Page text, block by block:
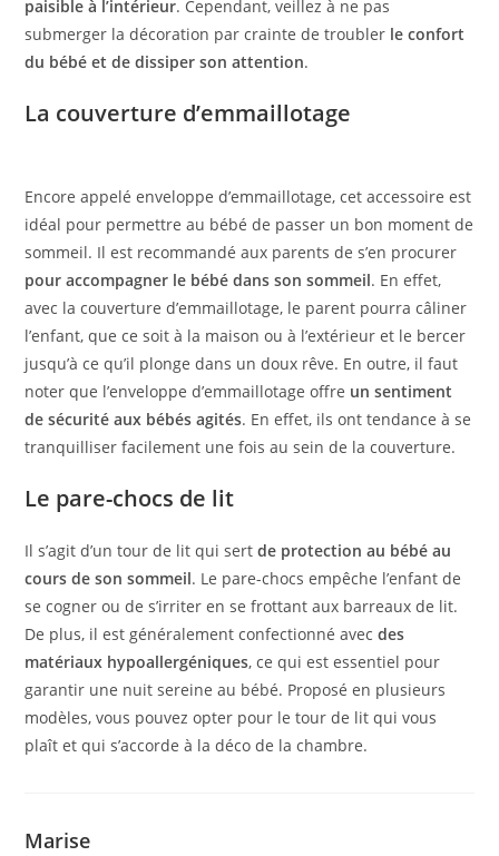
paisible à l’intérieur. Cependant, veillez à ne pas
submerger la décoration par crainte de troubler le confort
du bébé et de dissiper son attention.
La couverture d’emmaillotage
Encore appelé enveloppe d’emmaillotage, cet accessoire est
idéal pour permettre au bébé de passer un bon moment de
sommeil. Il est recommandé aux parents de s’en procurer
pour accompagner le bébé dans son sommeil. En effet,
avec la couverture d’emmaillotage, le parent pourra câliner
l’enfant, que ce soit à la maison ou à l’extérieur et le bercer
jusqu’à ce qu’il plonge dans un doux rêve. En outre, il faut
noter que l’enveloppe d’emmaillotage offre un sentiment
de sécurité aux bébés agités. En effet, ils ont tendance à se
tranquilliser facilement une fois au sein de la couverture.
Le pare-chocs de lit
Il s’agit d’un tour de lit qui sertde protection au bébé au
cours de son sommeil. Le pare-chocs empêche l’enfant de
se cogner ou de s’irriter en se frottant aux barreaux de lit.
De plus, il est généralement confectionné avecdes
matériaux hypoallergéniques, ce qui est essentiel pour
garantir une nuit sereine au bébé. Proposé en plusieurs
modèles, vous pouvez opter pour le tour de lit qui vous
plaît et qui s’accorde à la déco de la chambre.
Marise